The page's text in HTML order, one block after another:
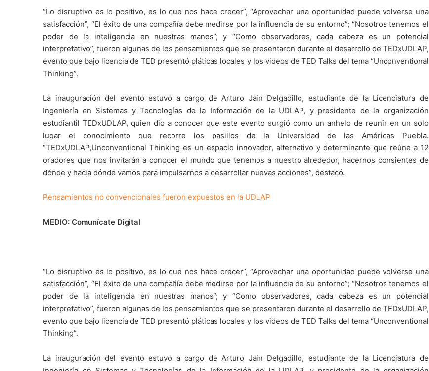
“Lo disruptivo es lo positivo, es lo que nos hace crecer”, “Aprovechar una oportunidad puede volverse una
satisfacción”, “El éxito de una compañía debe medirse por la influencia de su entorno”; “Nosotros tenemos el
poder de la inteligencia en nuestras manos”; y “Como observadores, cada cabeza es un potencial
interpretativo”, fueron algunas de los pensamientos que se presentaron durante el desarrollo de TEDxUDLAP,
evento que bajo licencia de TED presentó pláticas locales y los videos de TED Talks del tema “Unconventional
Thinking”.
La inauguración del evento estuvo a cargo de Arturo Jain Delgadillo, estudiante de la Licenciatura de
Ingeniería en Sistemas y Tecnologías de la Información de la UDLAP, y presidente de la organización
estudiantil TEDxUDLAP, quien dio a conocer que este evento surgió como un anhelo de reunir en un solo
lugar el conocimiento que recorre los pasillos de la Universidad de las Américas Puebla.
“TEDxUDLAP,Unconventional Thinking es un espacio innovador, alternativo y determinante que reúne a 12
oradores que nos invitarán a conocer el mundo que tenemos a nuestro alrededor, hacernos consientes de
dónde y hacia dónde vamos para impulsarnos a desarrollar nuevas acciones”, destacó.
Pensamientos no convencionales fueron expuestos en la UDLAP
MEDIO: Comunícate Digital
“Lo disruptivo es lo positivo, es lo que nos hace crecer”, “Aprovechar una oportunidad puede volverse una
satisfacción”, “El éxito de una compañía debe medirse por la influencia de su entorno”; “Nosotros tenemos el
poder de la inteligencia en nuestras manos”; y “Como observadores, cada cabeza es un potencial
interpretativo”, fueron algunas de los pensamientos que se presentaron durante el desarrollo de TEDxUDLAP,
evento que bajo licencia de TED presentó pláticas locales y los videos de TED Talks del tema “Unconventional
Thinking”.
La inauguración del evento estuvo a cargo de Arturo Jain Delgadillo, estudiante de la Licenciatura de